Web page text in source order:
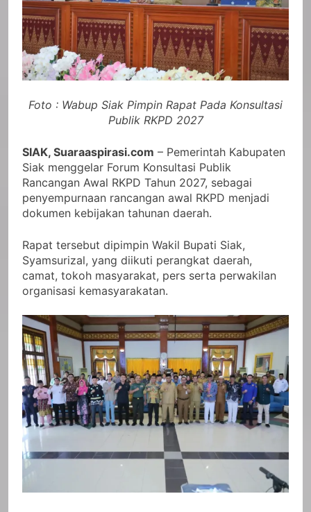
Foto : Wabup Siak Pimpin Rapat Pada Konsultasi
Publik RKPD 2027
SIAK, Suaraaspirasi.com – Pemerintah Kabupaten
Siak menggelar Forum Konsultasi Publik
Rancangan Awal RKPD Tahun 2027, sebagai
penyempurnaan rancangan awal RKPD menjadi
dokumen kebijakan tahunan daerah.
Rapat tersebut dipimpin Wakil Bupati Siak,
Syamsurizal, yang diikuti perangkat daerah,
camat, tokoh masyarakat, pers serta perwakilan
organisasi kemasyarakatan.